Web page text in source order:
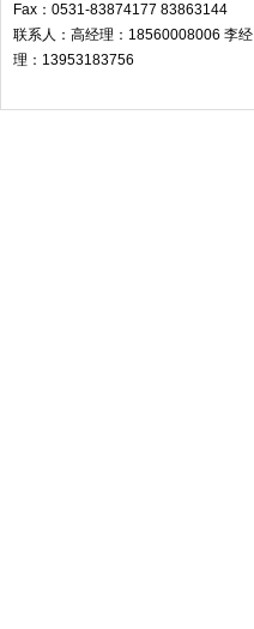
Fax：0531-83874177 83863144
联系人：高经理：18560008006 李经
理：13953183756